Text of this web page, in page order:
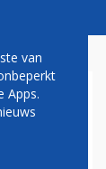
van
Apps.